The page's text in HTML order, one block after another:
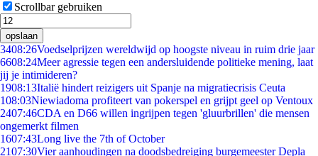
Scrollbar gebruiken
opslaan
3408:26Voedselprijzen wereldwijd op hoogste niveau in ruim drie jaar
6608:24Meer agressie tegen een andersluidende politieke mening, laat
jij je intimideren?
1908:13Italië hindert reizigers uit Spanje na migratiecrisis Ceuta
108:03Niewiadoma profiteert van pokerspel en grijpt geel op Ventoux
2407:46CDA en D66 willen ingrijpen tegen 'gluurbrillen' die mensen
ongemerkt filmen
1607:43Long live the 7th of October
2107:30Vier aanhoudingen na doodsbedreiging burgemeester Depla